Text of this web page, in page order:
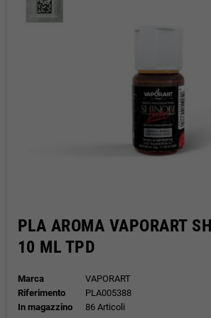
PLA AROMA VAPORART
10 ML TPD
Marca
VAPORART
Riferimento
PLA005388
In magazzino
86 Articoli